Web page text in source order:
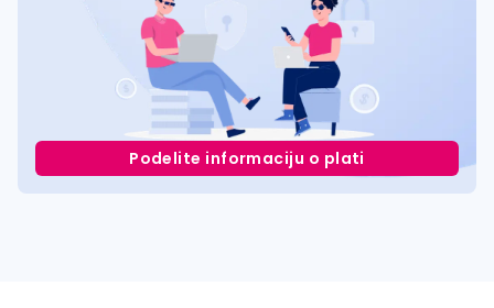
Podelite informaciju o plati